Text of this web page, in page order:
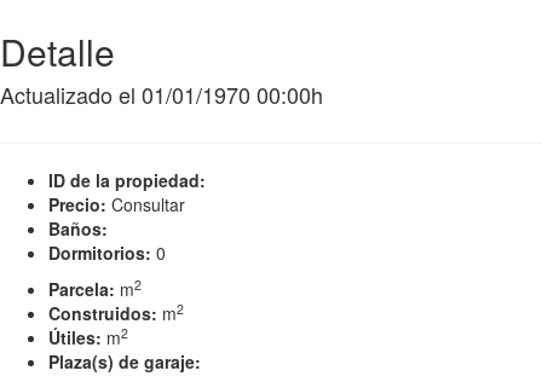
Detalle
Actualizado el 01/01/1970 00:00h
ID de la propiedad:
Precio: Consultar
Baños:
Dormitorios: 0
Parcela: m2
Construidos: m2
Útiles: m2
Plaza(s) de garaje: